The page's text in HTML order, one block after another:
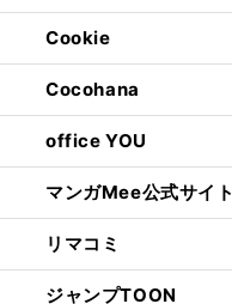
Cookie
Cocohana
office YOU
マンガMee公式サイト
リマコミ
ジャンプTOON